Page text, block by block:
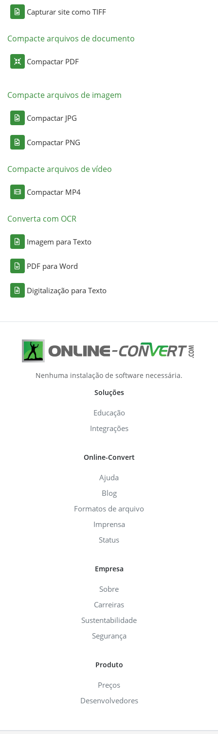
Capturar site como TIFF
Compacte arquivos de documento
Compactar PDF
Compacte arquivos de imagem
Compactar JPG
Compactar PNG
Compacte arquivos de vídeo
Compactar MP4
Converta com OCR
Imagem para Texto
PDF para Word
Digitalização para Texto
Nenhuma instalação de software necessária.
Soluções
Educação
Integrações
Online-Convert
Ajuda
Blog
Formatos de arquivo
Imprensa
Status
Empresa
Sobre
Carreiras
Sustentabilidade
Segurança
Produto
Preços
Desenvolvedores